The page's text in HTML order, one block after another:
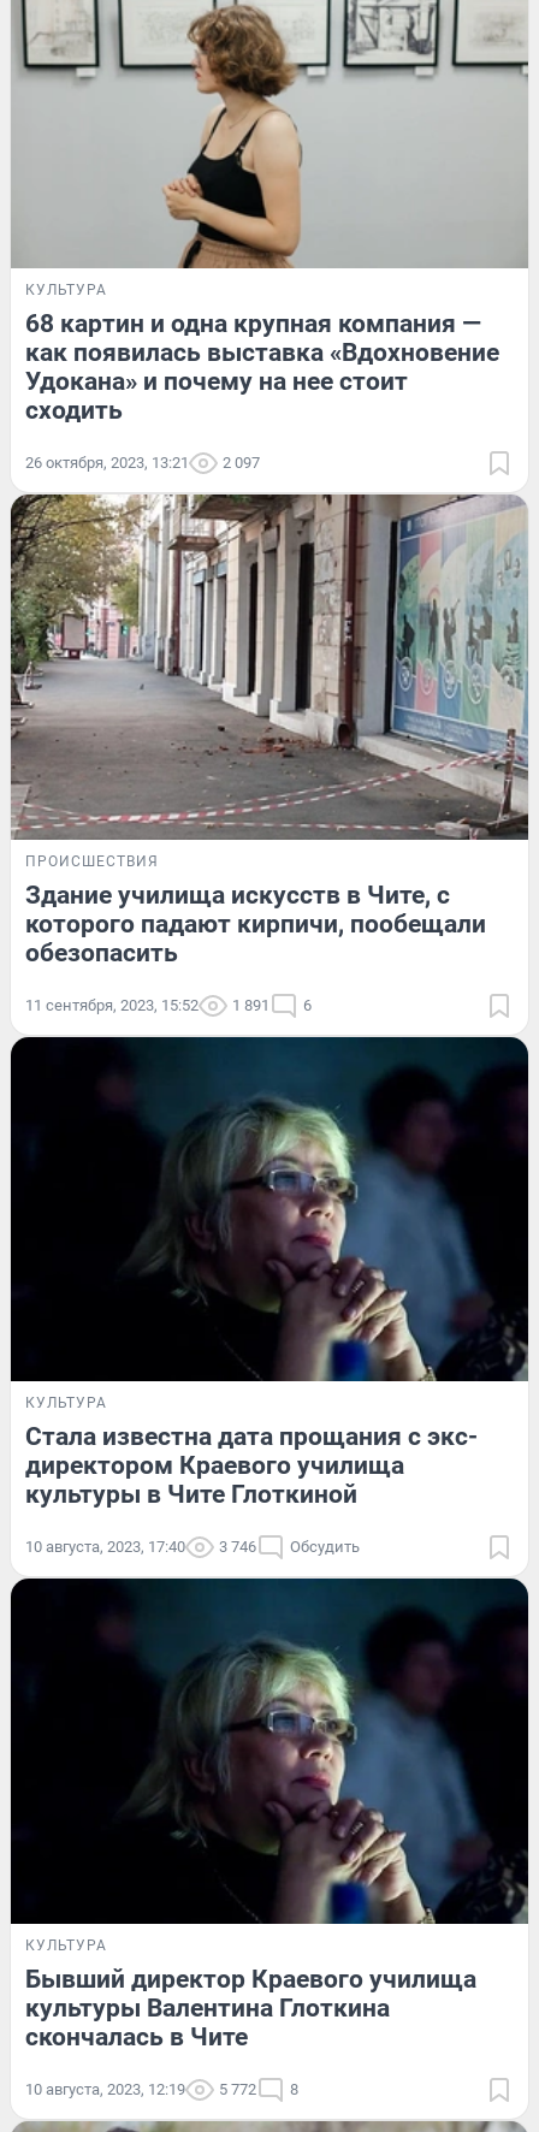
КУЛЬТУРА
68 картин и одна крупная компания —
как появилась выставка «Вдохновение
Удокана» и почему на нее стоит
сходить
26 октября, 2023, 13:21 2 097
ПРОИСШЕСТВИЯ
Здание училища искусств в Чите, с
которого падают кирпичи, пообещали
обезопасить
11 сентября, 2023, 15:52 1 891 6
КУЛЬТУРА
Стала известна дата прощания с экс-
директором Краевого училища
культуры в Чите Глоткиной
10 августа, 2023, 17:40 3 746 Обсудить
КУЛЬТУРА
Бывший директор Краевого училища
культуры Валентина Глоткина
скончалась в Чите
10 августа, 2023, 12:19 5 772 8